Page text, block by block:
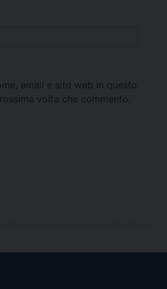
email e sito web in questo
volta che commento.